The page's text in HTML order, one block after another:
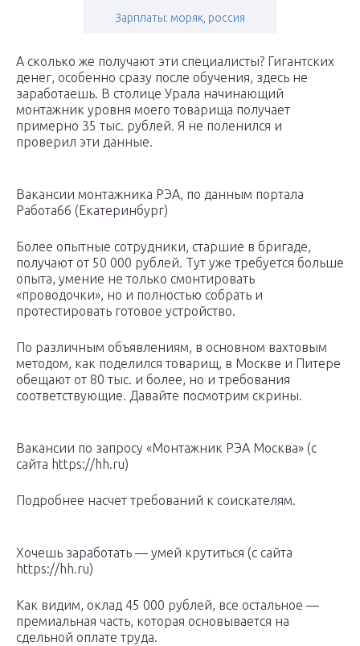
Зарплаты: моряк, россия
А сколько же получают эти специалисты? Гигантских
денег, особенно сразу после обучения, здесь не
заработаешь. В столице Урала начинающий
монтажник уровня моего товарища получает
примерно 35 тыс. рублей. Я не поленился и
проверил эти данные.
Вакансии монтажника РЭА, по данным портала
Работа66 (Екатеринбург)
Более опытные сотрудники, старшие в бригаде,
получают от 50 000 рублей. Тут уже требуется больше
опыта, умение не только смонтировать
«проводочки», но и полностью собрать и
протестировать готовое устройство.
По различным объявлениям, в основном вахтовым
методом, как поделился товарищ, в Москве и Питере
обещают от 80 тыс. и более, но и требования
соответствующие. Давайте посмотрим скрины.
Вакансии по запросу «Монтажник РЭА Москва» (с
сайта https://hh.ru)
Подробнее насчет требований к соискателям.
Хочешь заработать — умей крутиться (с сайта
https://hh.ru)
Как видим, оклад 45 000 рублей, все остальное —
премиальная часть, которая основывается на
сдельной оплате труда.